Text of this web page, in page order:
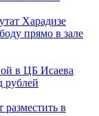
Харадизе
прямо в зале
в ЦБ Исаева
рублей
в